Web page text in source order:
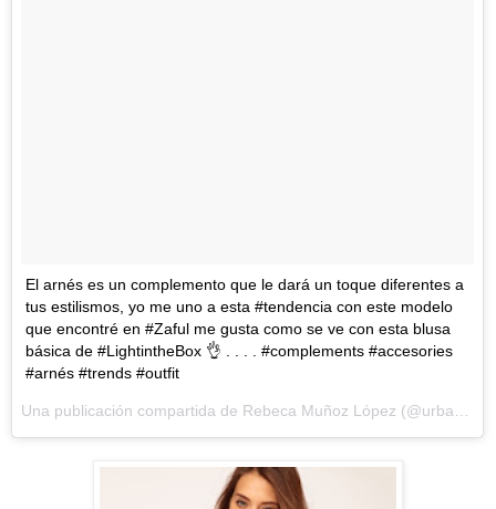
El arnés es un complemento que le dará un toque diferentes a
tus estilismos, yo me uno a esta #tendencia con este modelo
que encontré en #Zaful me gusta como se ve con esta blusa
básica de #LightintheBox 👌 . . . . #complements #accesories
#arnés #trends #outfit
Una publicación compartida de Rebeca Muñoz López (@urbanikamoda) el